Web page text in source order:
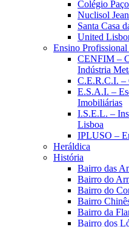
Colégio
Nuclisol
Santa Casa
United
Ensino
CENFIM –
Indústria
C.E.R.C.I. –
E.S.A.I. –
Imobiliárias
I.S.E.L. –
Lisboa
IPLUSO –
Heráldica
História
Bairro das
Bairro do
Bairro do
Bairro
Bairro da
Bairro dos